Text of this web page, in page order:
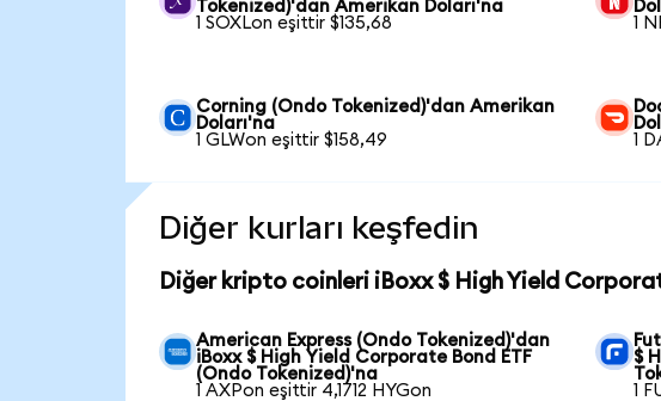
Tokenized)'dan Amerikan Doları'na
1 SOXLon eşittir $135,68
1
Corning (Ondo Tokenized)'dan Amerikan
Doları'na
1 GLWon eşittir $158,49
1
Diğer kurları keşfedin
Diğer kripto coinleri iBoxx $ High Yield
American Express (Ondo Tokenized)'dan
iBoxx $ High Yield Corporate Bond ETF
(Ondo Tokenized)'na
1 AXPon eşittir 4,1712 HYGon
$
1